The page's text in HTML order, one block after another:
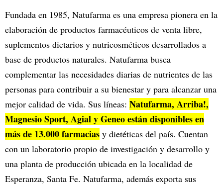
Fundada en 1985, Natufarma es una empresa pionera en la
elaboración de productos farmacéuticos de venta libre,
suplementos dietarios y nutricosméticos desarrollados a
base de productos naturales. Natufarma busca
complementar las necesidades diarias de nutrientes de las
personas para contribuir a su bienestar y para alcanzar una
mejor calidad de vida. Sus líneas: Natufarma, Arriba!,
Magnesio Sport, Agial y Geneo están disponibles en
más de 13.000 farmacias y dietéticas del país. Cuentan
con un laboratorio propio de investigación y desarrollo y
una planta de producción ubicada en la localidad de
Esperanza, Santa Fe. Natufarma, además exporta sus